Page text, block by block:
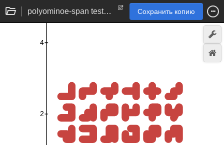
polyominoe-span test for working memory | psychology experiment Сохранить копию